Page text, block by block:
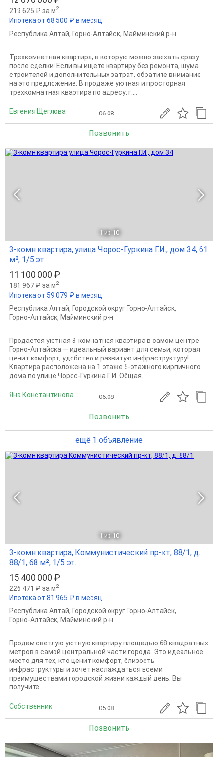
219 625 ₽ за м2
Ипотека от 68 500 ₽ в месяц
Республика Алтай, Горно-Алтайск, Майминский р-н
Трехкомнатная квартира, в которую можно заехать сразу
после сделки! Если вы ищете квартиру без ремонта, шума
строителей и дополнительных затрат, обратите внимание
на это предложение. В продаже уютная и просторная
трехкомнатная квартира по адресу: г....
Евгения Щеглова 06.08
Позвонить
1 из 10
3-комн квартира, улица Чорос-Гуркина Г.И., дом 34, 61
м², 1/5 эт.
11 100 000 ₽
181 967 ₽ за м2
Ипотека от 59 079 ₽ в месяц
Республика Алтай, Городской округ Горно-Алтайск,
Горно-Алтайск, Майминский р-н
Продается уютная 3-комнатная квартира в самом центре
Горно-Алтайска — идеальный вариант для семьи, которая
ценит комфорт, удобство и развитую инфраструктуру!
Квартира расположена на 1 этаже 5-этажного кирпичного
дома по улице Чорос-Гуркина Г. И. Общая...
Яна Константинова 06.08
Позвонить
ещё 1 объявление
1 из 10
3-комн квартира, Коммунистический пр-кт, 88/1, д.
88/1, 68 м², 1/5 эт.
15 400 000 ₽
226 471 ₽ за м2
Ипотека от 81 965 ₽ в месяц
Республика Алтай, Городской округ Горно-Алтайск,
Горно-Алтайск, Майминский р-н
Продам светлую уютную квартиру площадью 68 квадратных
метров в самой центральной части города. Это идеальное
место для тех, кто ценит комфорт, близость
инфраструктуры и хочет наслаждаться всеми
преимуществами городской жизни каждый день. Вы
получите...
Собственник 05.08
Позвонить